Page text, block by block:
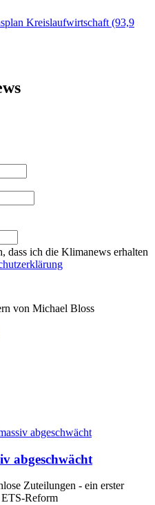
Kreislaufwirtschaft (93,9
dass ich die Klimanews erhalten
von Michael Bloss
abgeschwächt
abgeschwächt
Zuteilungen - ein erster
Reform